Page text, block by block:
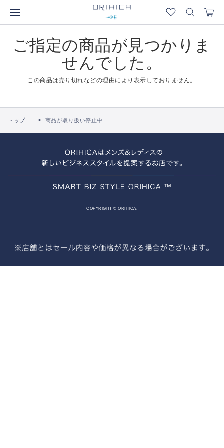
ご指定の商品が見つかりま
せんでした。
この商品は売り切れなどの理由により表示しておりません。
トップ 商品が取り扱い停止中
COPYRIGHT © ORIHICA.